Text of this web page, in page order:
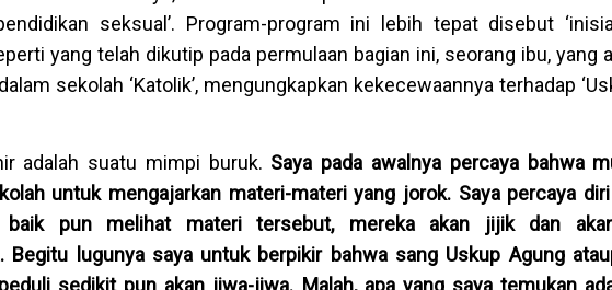
seksual’. Program-program ini lebih tepat disebut
yang telah dikutip pada permulaan bagian ini, seorang ibu, yang
sekolah ‘Katolik’, mengungkapkan kekecewaannya terhadap
adalah suatu mimpi buruk. Saya pada awalnya percaya bahwa
untuk mengajarkan materi-materi yang jorok. Saya percaya
pun melihat materi tersebut, mereka akan jijik dan
Begitu lugunya saya untuk berpikir bahwa sang Uskup Agung
sedikit pun akan jiwa-jiwa. Malah, apa yang saya temukan